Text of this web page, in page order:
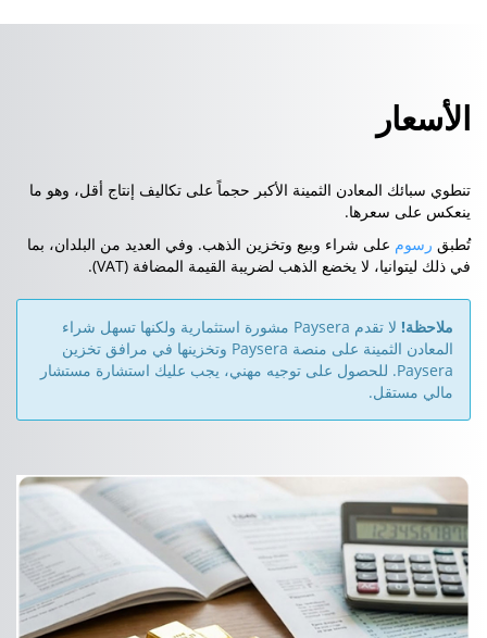
الأسعار
تنطوي سبائك المعادن الثمينة الأكبر حجماً على تكاليف إنتاج أقل، وهو ما
ينعكس على سعرها.
تُطبق رسوم على شراء وبيع وتخزين الذهب. وفي العديد من البلدان، بما
في ذلك ليتوانيا، لا يخضع الذهب لضريبة القيمة المضافة (VAT).
ملاحظة!
لا تقدم Paysera مشورة استثمارية ولكنها تسهل شراء
المعادن الثمينة على منصة Paysera وتخزينها في مرافق تخزين
Paysera. للحصول على توجيه مهني، يجب عليك استشارة مستشار
مالي مستقل.